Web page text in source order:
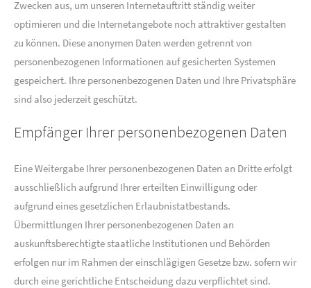
Zwecken aus, um unseren Internetauftritt ständig weiter
optimieren und die Internetangebote noch attraktiver gestalten
zu können. Diese anonymen Daten werden getrennt von
personenbezogenen Informationen auf gesicherten Systemen
gespeichert. Ihre personenbezogenen Daten und Ihre Privatsphäre
sind also jederzeit geschützt.
Empfänger Ihrer personenbezogenen Daten
Eine Weitergabe Ihrer personenbezogenen Daten an Dritte erfolgt
ausschließlich aufgrund Ihrer erteilten Einwilligung oder
aufgrund eines gesetzlichen Erlaubnistatbestands.
Übermittlungen Ihrer personenbezogenen Daten an
auskunftsberechtigte staatliche Institutionen und Behörden
erfolgen nur im Rahmen der einschlägigen Gesetze bzw. sofern wir
durch eine gerichtliche Entscheidung dazu verpflichtet sind.